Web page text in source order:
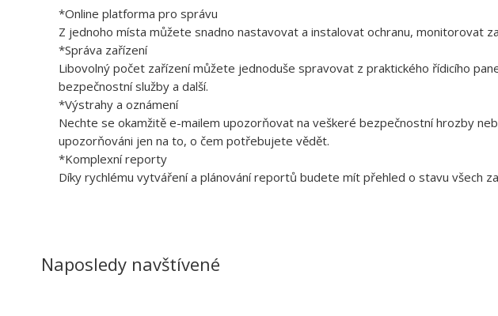
*Online platforma pro správu
Z jednoho místa můžete snadno nastavovat a instalovat ochranu, monitorovat
*Správa zařízení
Libovolný počet zařízení můžete jednoduše spravovat z praktického řídicího
bezpečnostní služby a další.
*Výstrahy a oznámení
Nechte se okamžitě e-mailem upozorňovat na veškeré bezpečnostní hrozby
upozorňováni jen na to, o čem potřebujete vědět.
*Komplexní reporty
Díky rychlému vytváření a plánování reportů budete mít přehled o stavu všech
Naposledy navštívené